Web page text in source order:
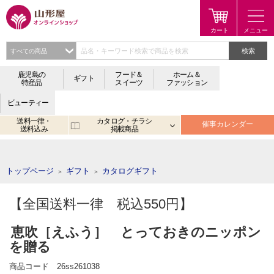
検索
鹿児島の
特産品
ギフト
フード＆
スイーツ
ホーム＆
ファッション
ビューティー
送料一律・
送料込み
カタログ・チラシ
掲載商品
催事カレンダー
トップページ ＞ ギフト ＞ カタログギフト
【全国送料一律 税込550円】
恵吹［えふう］ とっておきのニッポン
を贈る
商品コード 26ss261038